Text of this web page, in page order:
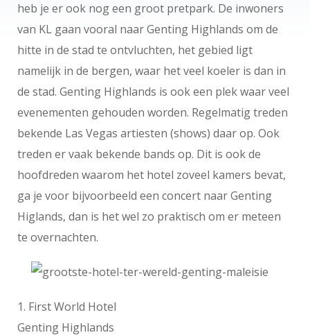
heb je er ook nog een groot pretpark. De inwoners
van KL gaan vooral naar Genting Highlands om de
hitte in de stad te ontvluchten, het gebied ligt
namelijk in de bergen, waar het veel koeler is dan in
de stad. Genting Highlands is ook een plek waar veel
evenementen gehouden worden. Regelmatig treden
bekende Las Vegas artiesten (shows) daar op. Ook
treden er vaak bekende bands op. Dit is ook de
hoofdreden waarom het hotel zoveel kamers bevat,
ga je voor bijvoorbeeld een concert naar Genting
Higlands, dan is het wel zo praktisch om er meteen
te overnachten.
1. First World Hotel
Genting Highlands